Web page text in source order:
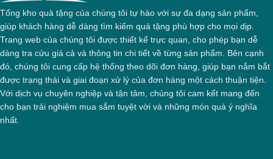
Tổng kho quà tặng của chúng tôi tự hào với sự đa dạng sản phẩm,
giúp khách hàng dễ dàng tìm kiếm quà tặng phù hợp cho mọi dịp.
Trang web của chúng tôi được thiết kế trực quan, cho phép bạn dễ
dàng tra cứu giá cả và thông tin chi tiết về từng sản phẩm. Bên cạnh
đó, chúng tôi cung cấp hệ thống theo dõi đơn hàng, giúp bạn nắm bắt
được trạng thái và giai đoạn xử lý của đơn hàng một cách thuận tiện.
Với dịch vụ chuyên nghiệp và tận tâm, chúng tôi cam kết mang đến
cho bạn trải nghiệm mua sắm tuyệt vời và những món quà ý nghĩa
nhất.